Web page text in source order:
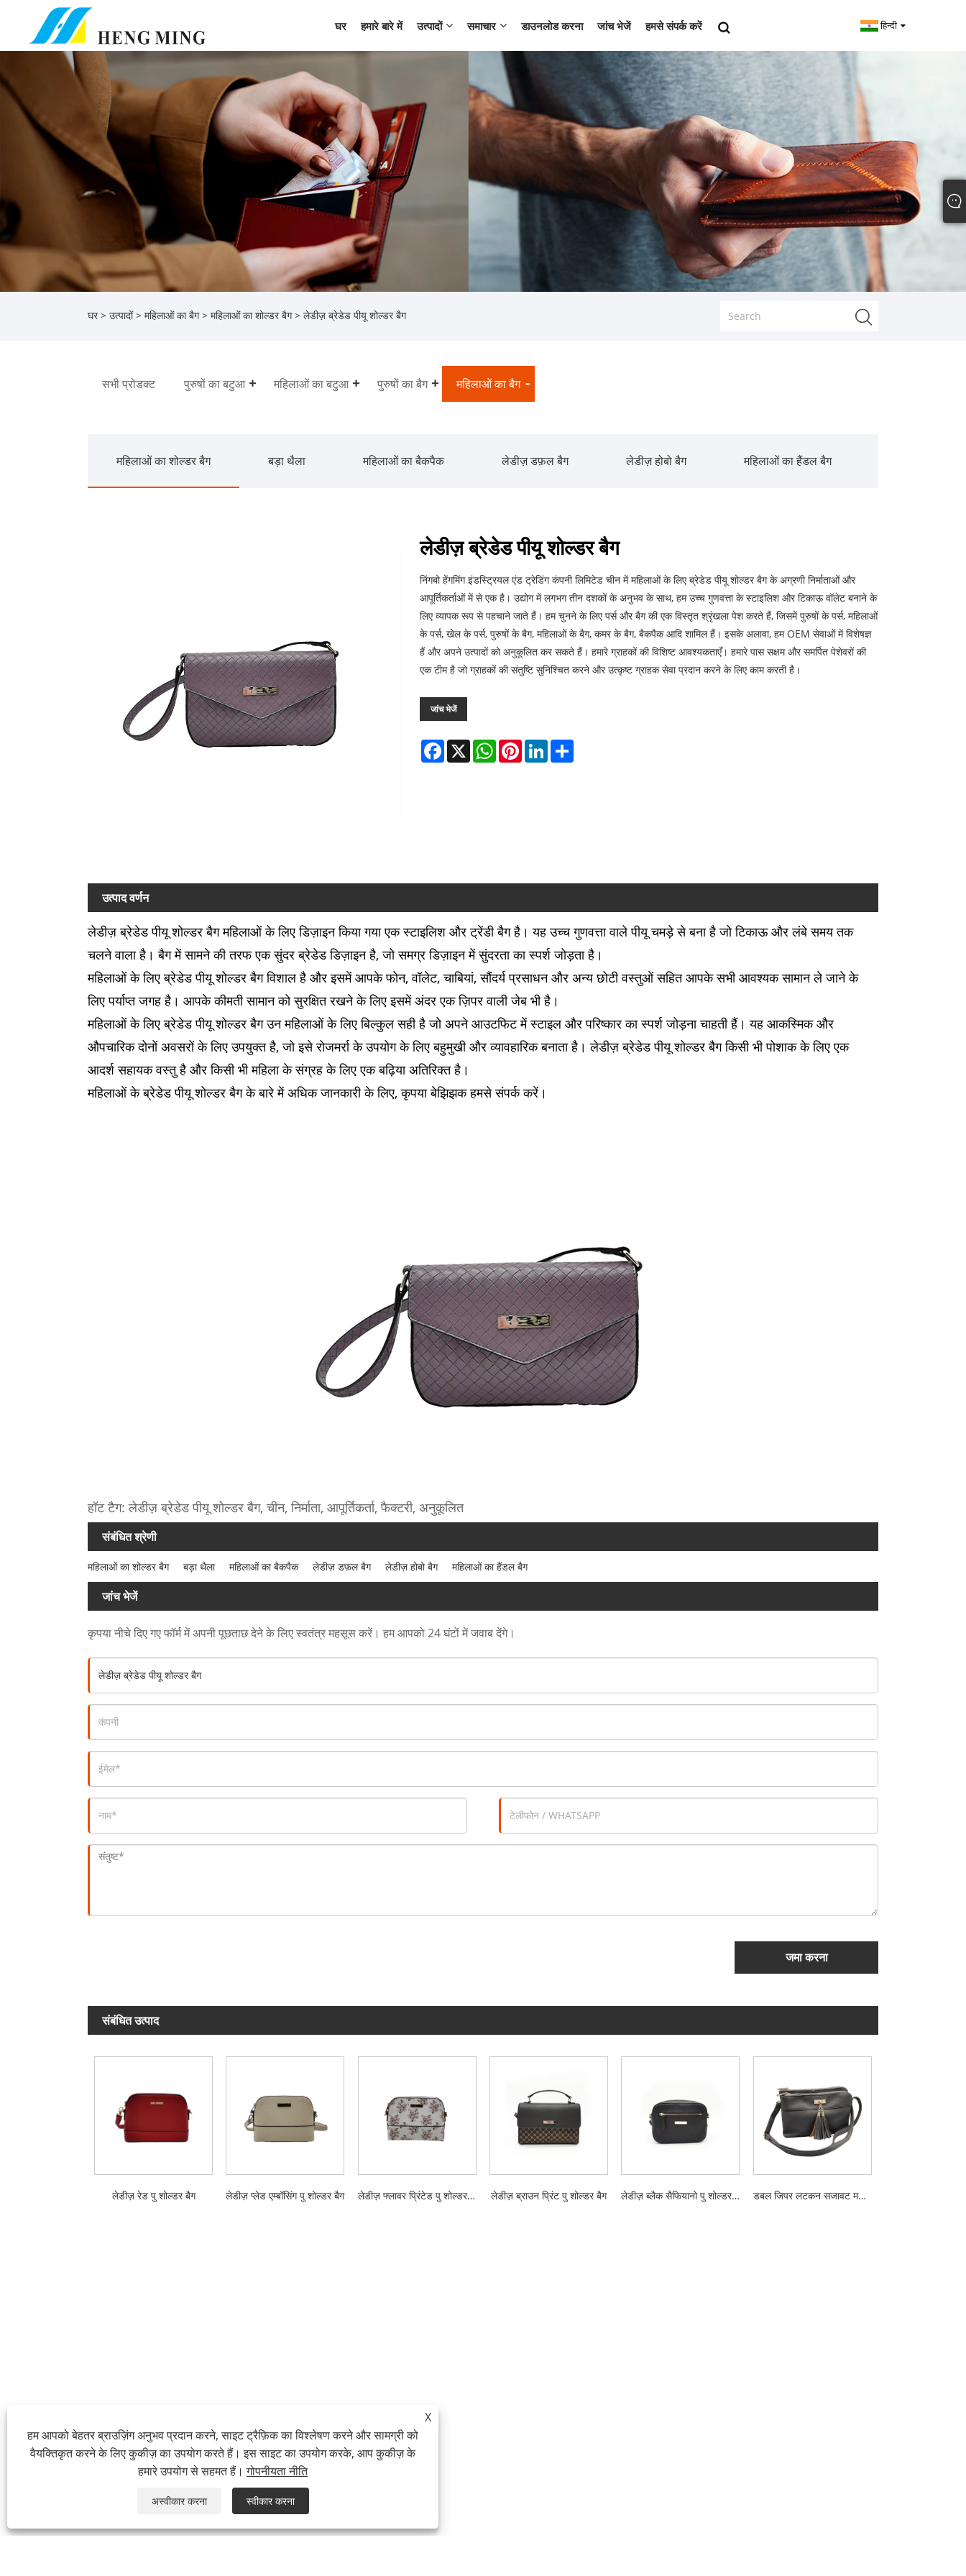
घर हमारे बारे में उत्पादों समाचार डाउनलोड करना जांच भेजें हमसे संपर्क करें हिन्दी
घर > उत्पादों> महिलाओं का बैग> महिलाओं का शोल्डर बैग> लेडीज़ ब्रेडेड पीयू शोल्डर बैग
सभी प्रोडक्ट पुरुषों का बटुआ महिलाओं का बटुआ पुरुषों का बैग महिलाओं का बैग
महिलाओं का शोल्डर बैग बड़ा थैला महिलाओं का बैकपैक लेडीज़ डफ़ल बैग लेडीज़ होबो बैग महिलाओं का हैंडल बैग
लेडीज़ ब्रेडेड पीयू शोल्डर बैग
निंगबो हेंगमिंग इंडस्ट्रियल एंड ट्रेडिंग कंपनी लिमिटेड चीन में महिलाओं के लिए ब्रेडेड पीयू शोल्डर बैग के अग्रणी निर्माताओं और
आपूर्तिकर्ताओं में से एक है। उद्योग में लगभग तीन दशकों के अनुभव के साथ, हम उच्च गुणवत्ता के स्टाइलिश और टिकाऊ वॉलेट बनाने के
लिए व्यापक रूप से पहचाने जाते हैं। हम चुनने के लिए पर्स और बैग की एक विस्तृत श्रृंखला पेश करते हैं, जिसमें पुरुषों के पर्स, महिलाओं
के पर्स, खेल के पर्स, पुरुषों के बैग, महिलाओं के बैग, कमर के बैग, बैकपैक आदि शामिल हैं। इसके अलावा, हम OEM सेवाओं में विशेषज्ञ
हैं और अपने उत्पादों को अनुकूलित कर सकते हैं। हमारे ग्राहकों की विशिष्ट आवश्यकताएँ। हमारे पास सक्षम और समर्पित पेशेवरों की
एक टीम है जो ग्राहकों की संतुष्टि सुनिश्चित करने और उत्कृष्ट ग्राहक सेवा प्रदान करने के लिए काम करती है।
जांच भेजें
Facebook
X WhatsAppPinterestLinkedIn
उत्पाद वर्णन
लेडीज़ ब्रेडेड पीयू शोल्डर बैग महिलाओं के लिए डिज़ाइन किया गया एक स्टाइलिश और ट्रेंडी बैग है। यह उच्च गुणवत्ता वाले पीयू चमड़े से बना है जो टिकाऊ और लंबे समय तक
चलने वाला है। बैग में सामने की तरफ एक सुंदर ब्रेडेड डिज़ाइन है, जो समग्र डिज़ाइन में सुंदरता का स्पर्श जोड़ता है।
महिलाओं के लिए ब्रेडेड पीयू शोल्डर बैग विशाल है और इसमें आपके फोन, वॉलेट, चाबियां, सौंदर्य प्रसाधन और अन्य छोटी वस्तुओं सहित आपके सभी आवश्यक सामान ले जाने के
लिए पर्याप्त जगह है। आपके कीमती सामान को सुरक्षित रखने के लिए इसमें अंदर एक ज़िपर वाली जेब भी है।
महिलाओं के लिए ब्रेडेड पीयू शोल्डर बैग उन महिलाओं के लिए बिल्कुल सही है जो अपने आउटफिट में स्टाइल और परिष्कार का स्पर्श जोड़ना चाहती हैं। यह आकस्मिक और
औपचारिक दोनों अवसरों के लिए उपयुक्त है, जो इसे रोजमर्रा के उपयोग के लिए बहुमुखी और व्यावहारिक बनाता है। लेडीज़ ब्रेडेड पीयू शोल्डर बैग किसी भी पोशाक के लिए एक
आदर्श सहायक वस्तु है और किसी भी महिला के संग्रह के लिए एक बढ़िया अतिरिक्त है।
महिलाओं के ब्रेडेड पीयू शोल्डर बैग के बारे में अधिक जानकारी के लिए, कृपया बेझिझक हमसे संपर्क करें।
हॉट टैग: लेडीज़ ब्रेडेड पीयू शोल्डर बैग, चीन, निर्माता, आपूर्तिकर्ता, फैक्टरी, अनुकूलित
संबंधित श्रेणी
महिलाओं का शोल्डर बैग बड़ा थैला महिलाओं का बैकपैक लेडीज़ डफ़ल बैग लेडीज़ होबो बैग महिलाओं का हैंडल बैग
जांच भेजें
कृपया नीचे दिए गए फॉर्म में अपनी पूछताछ देने के लिए स्वतंत्र महसूस करें। हम आपको 24 घंटों में जवाब देंगे।
जमा करना
संबंधित उत्पाद
लेडीज़ रेड पु शोल्डर बैग लेडीज़ प्लेड एम्बॉसिंग पु शोल्डर बैग लेडीज़ फ्लावर प्रिंटेड पु शोल्डर बैग लेडीज़ ब्राउन प्रिंट पु शोल्डर बैग लेडीज़ ब्लैक सैफियानो पु शोल्डर बैग डबल जिपर लटकन सजावट महिलाओं के कंधे बैग
X
हम आपको बेहतर ब्राउज़िंग अनुभव प्रदान करने, साइट ट्रैफ़िक का विश्लेषण करने और सामग्री को
वैयक्तिकृत करने के लिए कुकीज़ का उपयोग करते हैं। इस साइट का उपयोग करके, आप कुकीज़ के
हमारे उपयोग से सहमत हैं।गोपनीयता नीति
अस्वीकार करना स्वीकार करना